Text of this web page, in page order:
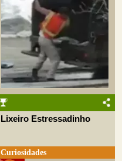
Lixeiro Estressadinho
Curiosidades